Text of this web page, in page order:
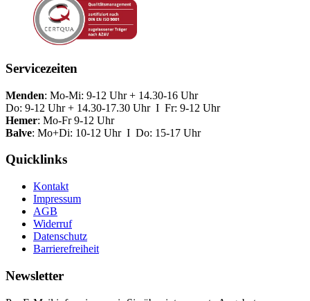
Servicezeiten
Menden: Mo-Mi: 9-12 Uhr + 14.30-16 Uhr
Do: 9-12 Uhr + 14.30-17.30 Uhr I Fr: 9-12 Uhr
Hemer: Mo-Fr 9-12 Uhr
Balve: Mo+Di: 10-12 Uhr I Do: 15-17 Uhr
Quicklinks
Kontakt
Impressum
AGB
Widerruf
Datenschutz
Barrierefreiheit
Newsletter